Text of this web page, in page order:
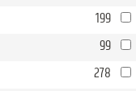
199
99
278